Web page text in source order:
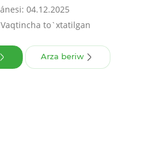
04.12.2025
to`xtatilgan
Arza beriw